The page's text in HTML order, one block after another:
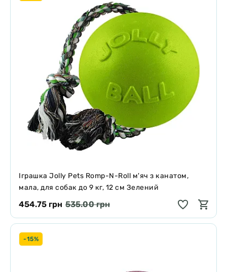
Іграшка Jolly Pets Romp-N-Roll м'яч з канатом,
мала, для собак до 9 кг, 12 см Зелений
454.75 грн 535.00 грн
-15%